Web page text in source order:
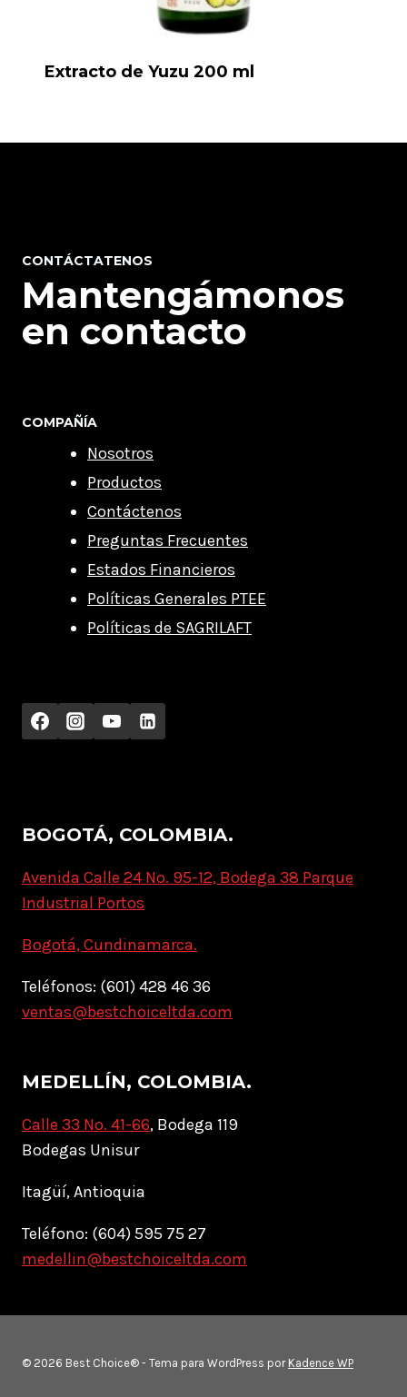
Extracto de Yuzu 200 ml
CONTÁCTATENOS
Mantengámonos
en contacto
COMPAÑÍA
Nosotros
Productos
Contáctenos
Preguntas Frecuentes
Estados Financieros
Políticas Generales PTEE
Políticas de SAGRILAFT
BOGOTÁ, COLOMBIA.
Avenida Calle 24 No. 95-12, Bodega 38 Parque
Industrial Portos
Bogotá, Cundinamarca.
Teléfonos: (601) 428 46 36
ventas@bestchoiceltda.com
MEDELLÍN, COLOMBIA.
Calle 33 No. 41-66, Bodega 119
Bodegas Unisur
Itagüí, Antioquia
Teléfono: (604) 595 75 27
medellin@bestchoiceltda.com
© 2026 Best Choice® - Tema para WordPress por Kadence WP